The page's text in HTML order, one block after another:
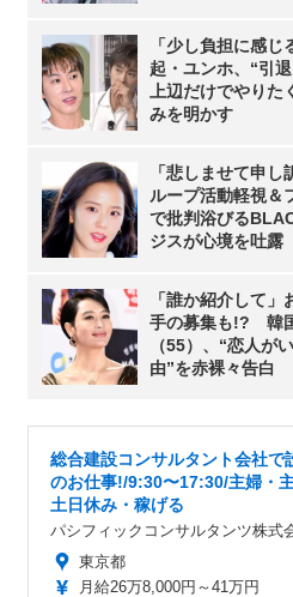
「少し負担に感じ
起・ユンホ、“引
上辺だけでやりた
みを明かす
「悲しませて申し
ループ活動軽視＆
で批判浴びる
ジスが心境を吐露
「誰か紹介して」
手の募集も!? 韓
（55）、“恋人が
由”を赤裸々告白
総合建設コンサルタント会社で
のお仕事!/9:30〜17:30/主婦・
土日休み・稼げる
パシフィックコンサルタンツ株式
東京都
月給26万8,000円～41万円